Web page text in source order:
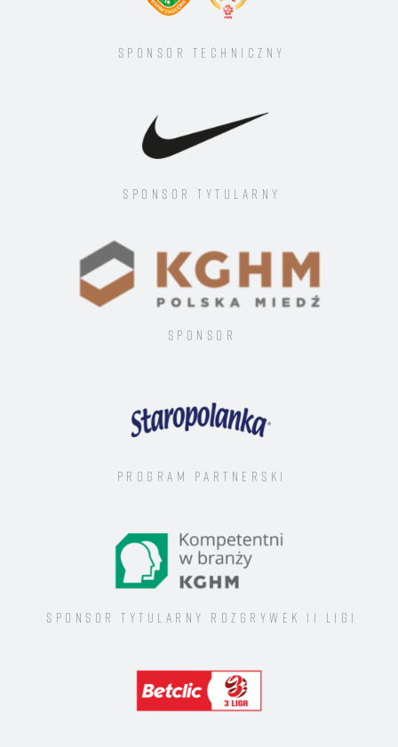
Sponsor techniczny
Sponsor tytularny
Sponsor
Program Partnerski
Sponsor tytularny rozgrywek II ligi